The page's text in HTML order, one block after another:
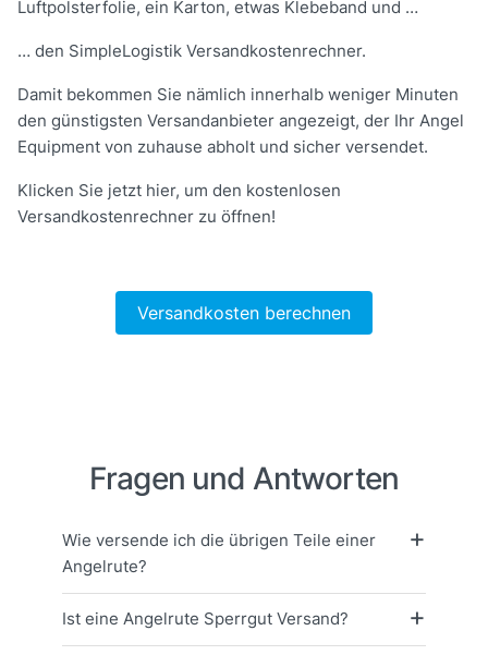
Luftpolsterfolie, ein Karton, etwas Klebeband und …
… den SimpleLogistik Versandkostenrechner.
Damit bekommen Sie nämlich innerhalb weniger Minuten
den günstigsten Versandanbieter angezeigt, der Ihr Angel
Equipment von zuhause abholt und sicher versendet.
Klicken Sie jetzt hier, um den kostenlosen
Versandkostenrechner zu öffnen!
Versandkosten berechnen
Fragen und Antworten
Wie versende ich die übrigen Teile einer
Angelrute?
Ist eine Angelrute Sperrgut Versand?